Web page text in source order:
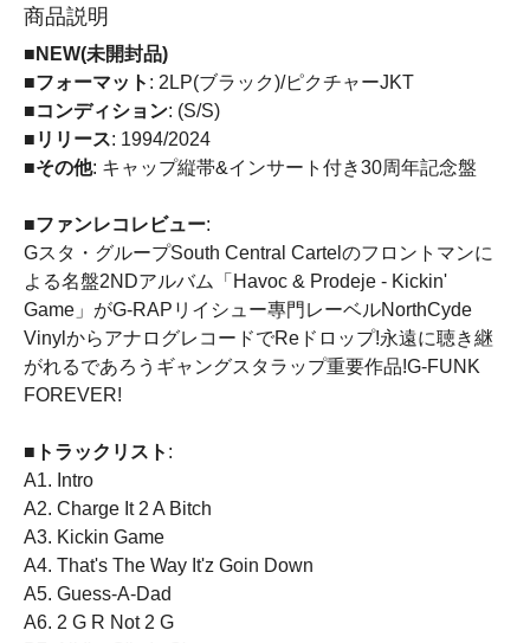
商品説明
■NEW(未開封品)
■フォーマット : 2LP(ブラック)/ピクチャーJKT
■コンディション: (S/S)
■リリース: 1994/2024
■その他: キャップ縦帯&インサート付き30周年記念盤
■ファンレコレビュー:
Gスタ・グループSouth Central Cartelのフロントマンに
よる名盤2NDアルバム「Havoc & Prodeje - Kickin'
Game」がG-RAPリイシュー專門レーベルNorthCyde
VinylからアナログレコードでReドロップ!永遠に聴き継
がれるであろうギャングスタラップ重要作品!G-FUNK
FOREVER!
■トラックリスト :
A1. Intro
A2. Charge It 2 A Bitch
A3. Kickin Game
A4. That's The Way It'z Goin Down
A5. Guess-A-Dad
A6. 2 G R Not 2 G